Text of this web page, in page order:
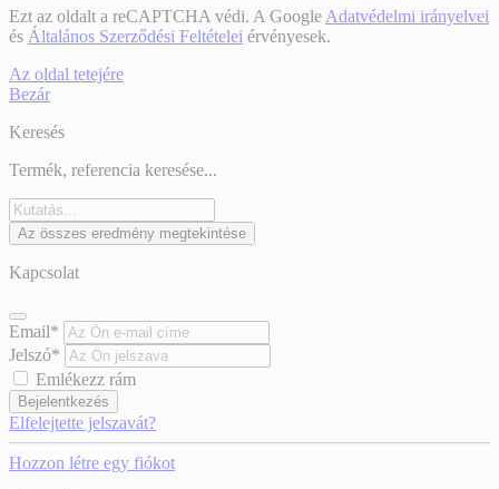
Ezt az oldalt a reCAPTCHA védi. A Google Adatvédelmi irányelvei
és Általános Szerződési Feltételei érvényesek.
Az oldal tetejére
Bezár
Keresés
Termék, referencia keresése...
Az összes eredmény megtekintése
Kapcsolat
Email*
Jelszó*
Emlékezz rám
Bejelentkezés
Elfelejtette jelszavát?
Hozzon létre egy fiókot